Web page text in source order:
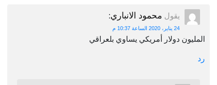
يقول محمود الانباري:
24 يناير، 2020 الساعة 10:37 م
المليون دولار أمريكي يساوي بلعراقي
رد